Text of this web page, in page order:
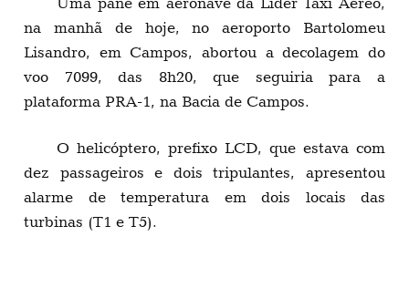
na manhã de hoje, no aeroporto Bartolomeu
Lisandro, em Campos, abortou a decolagem do
voo 7099, das 8h20, que seguiria para a
plataforma PRA-1, na Bacia de Campos.
O helicóptero, prefixo LCD, que estava com
dez passageiros e dois tripulantes, apresentou
alarme de temperatura em dois locais das
turbinas (T1 e T5).